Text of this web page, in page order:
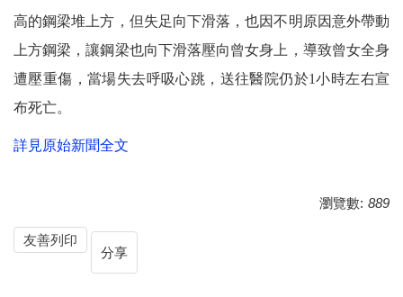
高的鋼梁堆上方，但失足向下滑落，也因不明原因意外帶動
上方鋼梁，讓鋼梁也向下滑落壓向曾女身上，導致曾女全身
遭壓重傷，當場失去呼吸心跳，送往醫院仍於1小時左右宣
布死亡。
詳見原始新聞全文
瀏覽數: 889
友善列印
分享